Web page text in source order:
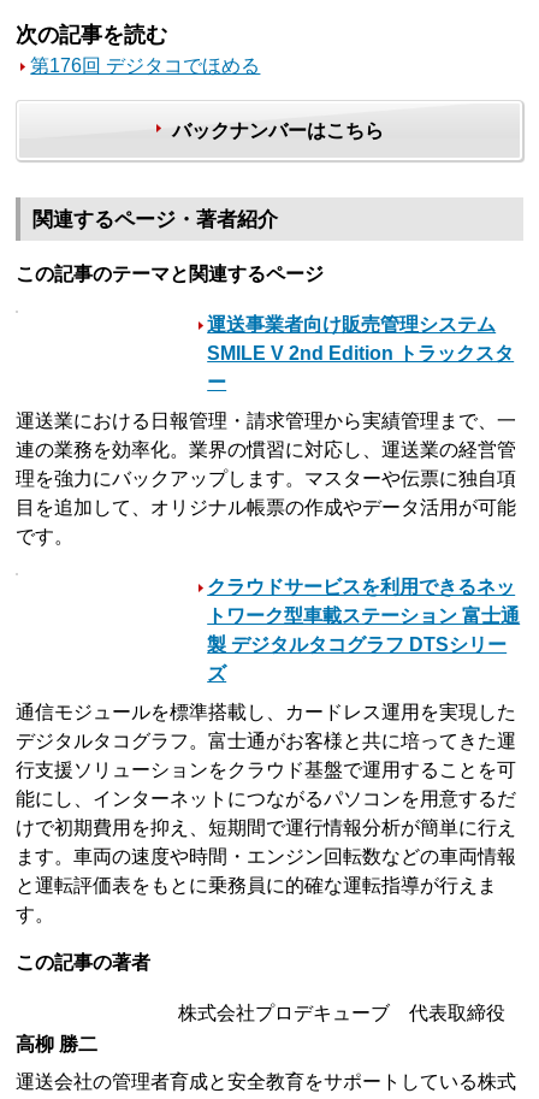
次の記事を読む
第176回 デジタコでほめる
バックナンバーはこちら
関連するページ・著者紹介
この記事のテーマと関連するページ
運送事業者向け販売管理システム
SMILE V 2nd Edition トラックスタ
ー
運送業における日報管理・請求管理から実績管理まで、一
連の業務を効率化。業界の慣習に対応し、運送業の経営管
理を強力にバックアップします。マスターや伝票に独自項
目を追加して、オリジナル帳票の作成やデータ活用が可能
です。
クラウドサービスを利用できるネッ
トワーク型車載ステーション 富士通
製 デジタルタコグラフ DTSシリー
ズ
通信モジュールを標準搭載し、カードレス運用を実現した
デジタルタコグラフ。富士通がお客様と共に培ってきた運
行支援ソリューションをクラウド基盤で運用することを可
能にし、インターネットにつながるパソコンを用意するだ
けで初期費用を抑え、短期間で運行情報分析が簡単に行え
ます。車両の速度や時間・エンジン回転数などの車両情報
と運転評価表をもとに乗務員に的確な運転指導が行えま
す。
この記事の著者
株式会社プロデキューブ 代表取締役
高柳 勝二
運送会社の管理者育成と安全教育をサポートしている株式